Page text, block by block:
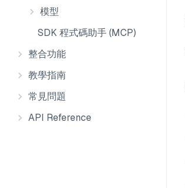
模型
SDK 程式碼助手 (MCP)
整合功能
教學指南
常見問題
API Reference